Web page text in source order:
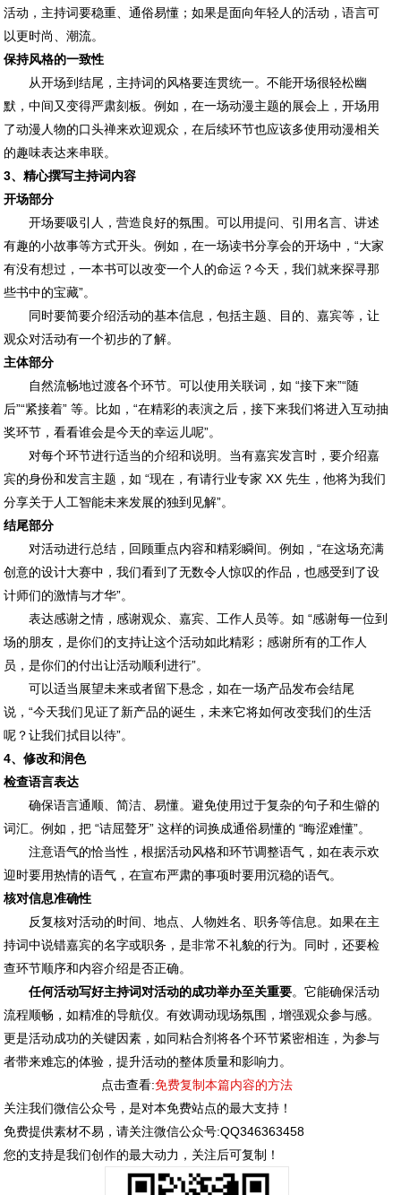
活动，主持词要稳重、通俗易懂；如果是面向年轻人的活动，语言可
以更时尚、潮流。
保持风格的一致性
从开场到结尾，主持词的风格要连贯统一。不能开场很轻松幽
默，中间又变得严肃刻板。例如，在一场动漫主题的展会上，开场用
了动漫人物的口头禅来欢迎观众，在后续环节也应该多使用动漫相关
的趣味表达来串联。
3、精心撰写主持词内容
开场部分
开场要吸引人，营造良好的氛围。可以用提问、引用名言、讲述
有趣的小故事等方式开头。例如，在一场读书分享会的开场中，“大家
有没有想过，一本书可以改变一个人的命运？今天，我们就来探寻那
些书中的宝藏”。
同时要简要介绍活动的基本信息，包括主题、目的、嘉宾等，让
观众对活动有一个初步的了解。
主体部分
自然流畅地过渡各个环节。可以使用关联词，如 “接下来”“随
后”“紧接着” 等。比如，“在精彩的表演之后，接下来我们将进入互动抽
奖环节，看看谁会是今天的幸运儿呢”。
对每个环节进行适当的介绍和说明。当有嘉宾发言时，要介绍嘉
宾的身份和发言主题，如 “现在，有请行业专家 XX 先生，他将为我们
分享关于人工智能未来发展的独到见解”。
结尾部分
对活动进行总结，回顾重点内容和精彩瞬间。例如，“在这场充满
创意的设计大赛中，我们看到了无数令人惊叹的作品，也感受到了设
计师们的激情与才华”。
表达感谢之情，感谢观众、嘉宾、工作人员等。如 “感谢每一位到
场的朋友，是你们的支持让这个活动如此精彩；感谢所有的工作人
员，是你们的付出让活动顺利进行”。
可以适当展望未来或者留下悬念，如在一场产品发布会结尾
说，“今天我们见证了新产品的诞生，未来它将如何改变我们的生活
呢？让我们拭目以待”。
4、修改和润色
检查语言表达
确保语言通顺、简洁、易懂。避免使用过于复杂的句子和生僻的
词汇。例如，把 “诘屈聱牙” 这样的词换成通俗易懂的 “晦涩难懂”。
注意语气的恰当性，根据活动风格和环节调整语气，如在表示欢
迎时要用热情的语气，在宣布严肃的事项时要用沉稳的语气。
核对信息准确性
反复核对活动的时间、地点、人物姓名、职务等信息。如果在主
持词中说错嘉宾的名字或职务，是非常不礼貌的行为。同时，还要检
查环节顺序和内容介绍是否正确。
任何活动写好主持词对活动的成功举办至关重要。它能确保活动
流程顺畅，如精准的导航仪。有效调动现场氛围，增强观众参与感。
更是活动成功的关键因素，如同粘合剂将各个环节紧密相连，为参与
者带来难忘的体验，提升活动的整体质量和影响力。
点击查看:免费复制本篇内容的方法
关注我们微信公众号，是对本免费站点的最大支持！
免费提供素材不易，请关注微信公众号:QQ346363458
您的支持是我们创作的最大动力，关注后可复制！